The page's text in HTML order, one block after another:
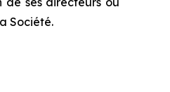
Société.